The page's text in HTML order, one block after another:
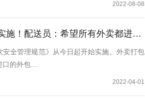
2022-08-08
！配送员：希望所有外卖都进行封签
全管理规范》从今日起开始实施。外卖打包
口的外包…
2022-04-01